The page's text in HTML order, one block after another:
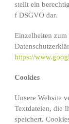
stellt ein
f DSGVO dar.
Einzelheiten
https://
Cookies
Unsere Website
Textdateien, die
speichert.